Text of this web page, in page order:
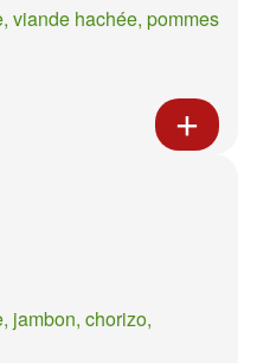
viande hachée, pommes
jambon, chorizo,